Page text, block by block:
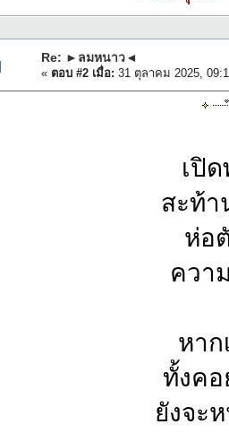
Re: ►ลมหนาว◄
« ตอบ #2 เมื่อ: 31 ตุลาคม 2025,
เปิ
สะท้า
ห่อ
ควา
หา
ทั้งค
ยังจะ